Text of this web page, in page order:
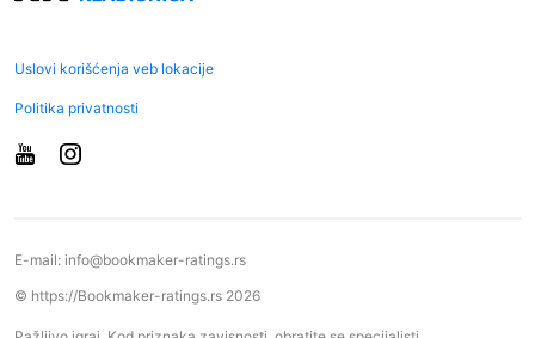
Uslovi korišćenja veb lokacije
Politika privatnosti
E-mail: info@bookmaker-ratings.rs
© https://Bookmaker-ratings.rs 2026